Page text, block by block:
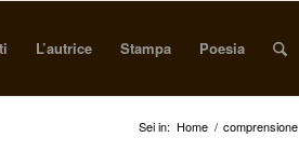
L’autrice Stampa Poesia
Sei in: Home / comprensione